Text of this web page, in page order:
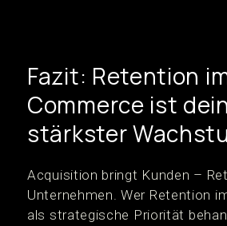
Fazit: Retention
Commerce ist dein
stärkster
Acquisition bringt Kunden –
Unternehmen. Wer Retention
als strategische Priorität